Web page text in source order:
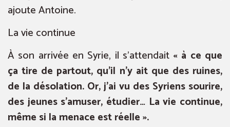
ajoute Antoine.
La vie continue
À son arrivée en Syrie, il s’attendait « à ce que
ça tire de partout, qu’il n’y ait que des ruines,
de la désolation. Or, j’ai vu des Syriens sourire,
des jeunes s’amuser, étudier… La vie continue,
même si la menace est réelle ».